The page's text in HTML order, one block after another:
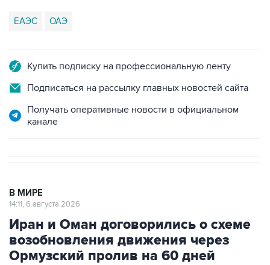
ЕАЭС ОАЭ
Купить подписку на профессиональную ленту
Подписаться на рассылку главных новостей сайта
Получать оперативные новости в официальном
канале
В МИРЕ
14:11, 6 августа 2026
Иран и Оман договорились о схеме
возобновления движения через
Ормузский пролив на 60 дней